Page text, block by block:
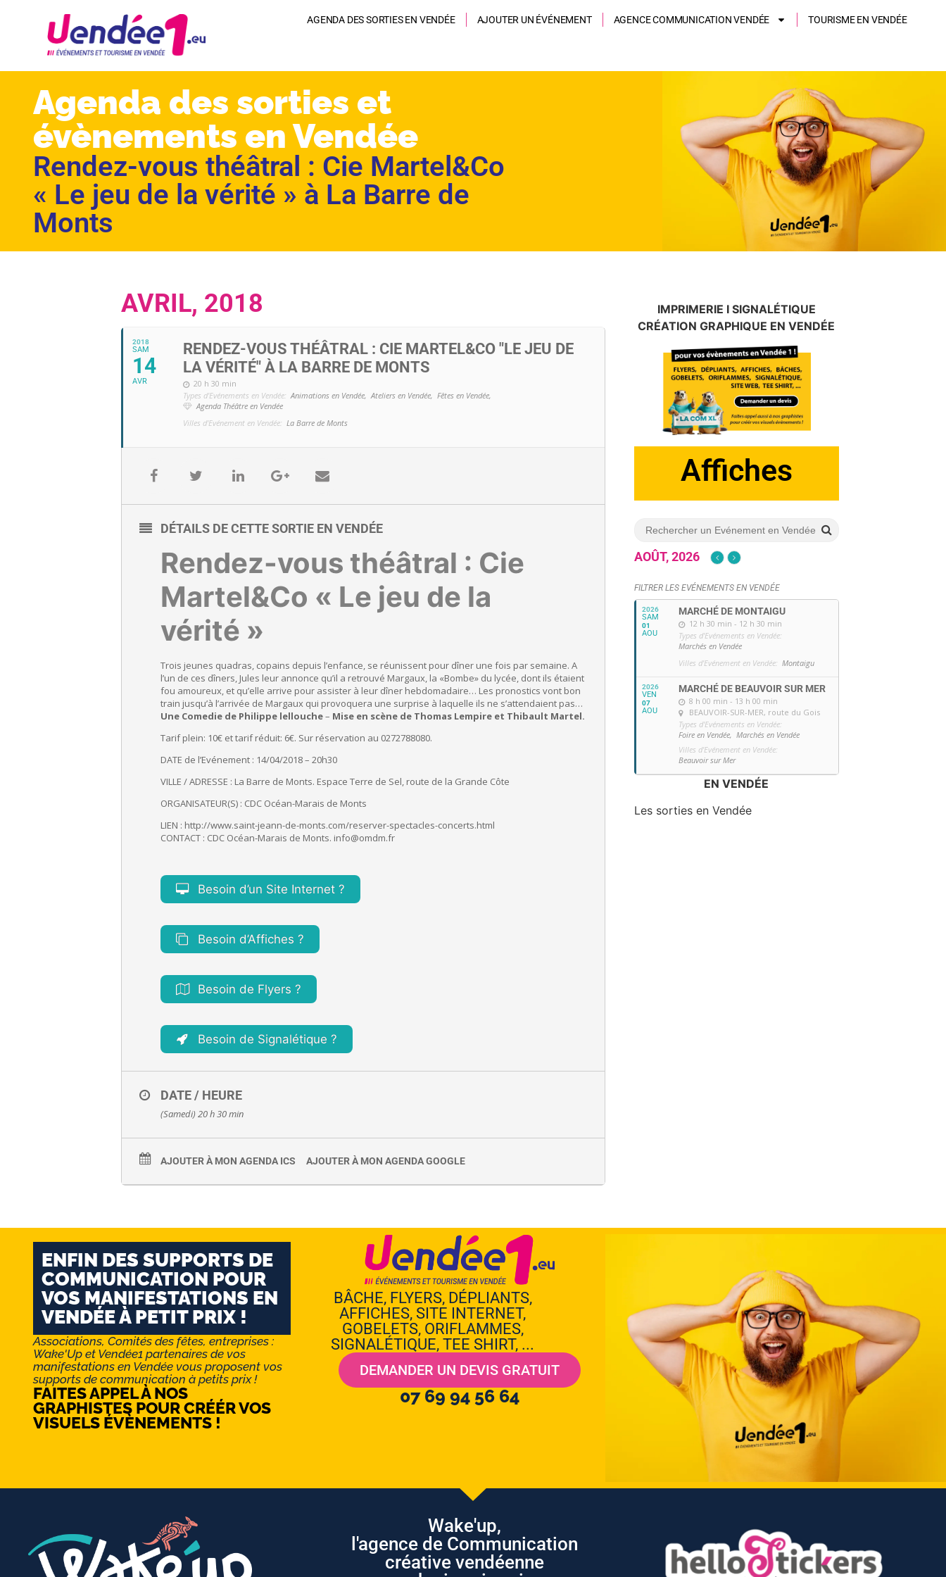
AGENDA DES SORTIES EN VENDÉE AJOUTER UN ÉVÉNEMENT AGENCE COMMUNICATION VENDÉE TOURISME EN VENDÉE
Agenda des sorties et
évènements en Vendée
Rendez-vous théâtral : Cie Martel&Co
« Le jeu de la vérité » à La Barre de
Monts
AVRIL, 2018
2018
SAM
14
AVR
RENDEZ-VOUS THÉÂTRAL : CIE MARTEL&CO "LE JEU DE
LA VÉRITÉ" À LA BARRE DE MONTS
20 h 30 min
Types d'Evénements en Vendée: Animations en Vendée, Ateliers en Vendée, Fêtes en Vendée,
Agenda Théâtre en Vendée
Villes d'Evénement en Vendée: La Barre de Monts
DÉTAILS DE CETTE SORTIE EN VENDÉE
Rendez-vous théâtral : Cie
Martel&Co « Le jeu de la
vérité »
Trois jeunes quadras, copains depuis l’enfance, se réunissent pour dîner une fois par semaine. A
l’un de ces dîners, Jules leur annonce qu’il a retrouvé Margaux, la «Bombe» du lycée, dont ils étaient
fou amoureux, et qu’elle arrive pour assister à leur dîner hebdomadaire… Les pronostics vont bon
train jusqu’à l’arrivée de Margaux qui provoquera une surprise à laquelle ils ne s’attendaient pas…
Une Comedie de Philippe lellouche– Mise en scène de Thomas Lempire et Thibault Martel.
Tarif plein: 10€ et tarif réduit: 6€. Sur réservation au 0272788080.
DATE de l’Evénement : 14/04/2018 – 20h30
VILLE / ADRESSE : La Barre de Monts. Espace Terre de Sel, route de la Grande Côte
ORGANISATEUR(S) : CDC Océan-Marais de Monts
LIEN : http://www.saint-jeann-de-monts.com/reserver-spectacles-concerts.html
CONTACT : CDC Océan-Marais de Monts. info@omdm.fr
Besoin d’un Site Internet ?
Besoin d’Affiches ?
Besoin de Flyers ?
Besoin de Signalétique ?
DATE / HEURE
(Samedi) 20 h 30 min
AJOUTER À MON AGENDA ICS AJOUTER À MON AGENDA GOOGLE
IMPRIMERIE I SIGNALÉTIQUE
CRÉATION GRAPHIQUE EN VENDÉE
Dépliants
AOÛT, 2026
FILTRER LES EVÉNEMENTS EN VENDÉE
2026
SAM
01
AOU
MARCHÉ DE MONTAIGU
12 h 30 min - 12 h 30 min
Types d'Evénements en Vendée:
Marchés en Vendée
Villes d'Evénement en Vendée: Montaigu
2026
VEN
07
AOU
MARCHÉ DE BEAUVOIR SUR MER
8 h 00 min - 13 h 00 min
BEAUVOIR-SUR-MER, route du Gois
Types d'Evénements en Vendée:
Foire en Vendée, Marchés en Vendée
Villes d'Evénement en Vendée:
Beauvoir sur Mer
EN VENDÉE
Les sorties en Vendée
ENFIN DES SUPPORTS DE
COMMUNICATION POUR
VOS MANIFESTATIONS EN
VENDÉE À PETIT PRIX !
Associations, Comités des fêtes, entreprises :
Wake'Up et Vendée1 partenaires de vos
manifestations en Vendée vous proposent vos
supports de communication à petits prix !
FAITES APPEL À NOS
GRAPHISTES POUR CRÉÉR VOS
VISUELS ÉVÈNEMENTS !
BÂCHE, FLYERS, DÉPLIANTS,
AFFICHES, SITE INTERNET,
GOBELETS, ORIFLAMMES,
SIGNALÉTIQUE, TEE SHIRT, ...
DEMANDER UN DEVIS GRATUIT
07 69 94 56 64
Wake'up,
l'agence de Communication
créative vendéenne